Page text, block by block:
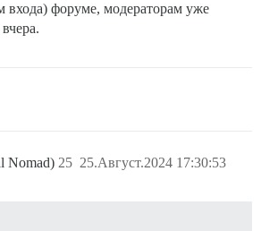
входа) форуме, модераторам уже
Nomad) 25.Август.2024 17:30:53
25